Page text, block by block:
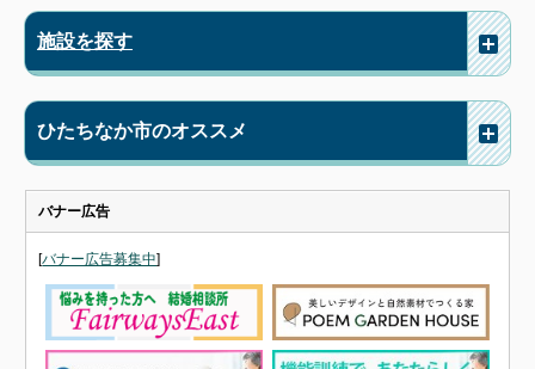
施設を探す
ひたちなか市のオススメ
バナー広告
[バナー広告募集中]